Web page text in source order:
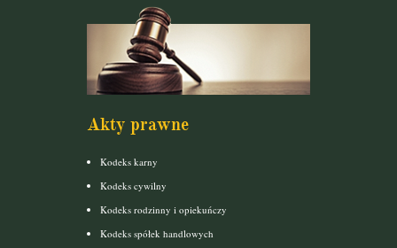
Akty prawne
Kodeks karny
Kodeks cywilny
Kodeks rodzinny i opiekuńczy
Kodeks spółek handlowych